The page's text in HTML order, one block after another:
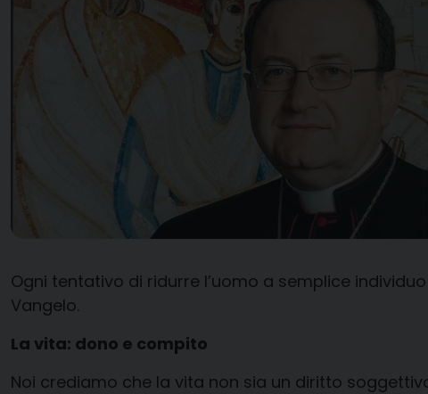
Ogni tentativo di ridurre l’uomo a semplice
Vangelo.
La vita: dono e compito
Noi crediamo che la vita non sia un diritto